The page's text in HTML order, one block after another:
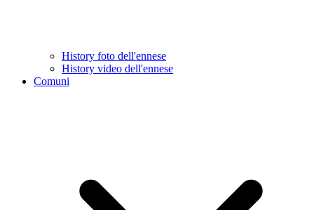
History foto dell'ennese
History video dell'ennese
Comuni